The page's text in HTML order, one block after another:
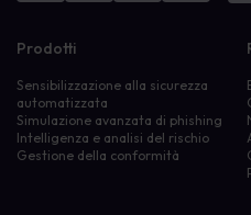
Prodotti
Sensibilizzazione alla sicurezza
automatizzata
Simulazione avanzata di phishing
Intelligenza e analisi del rischio
Gestione della conformità